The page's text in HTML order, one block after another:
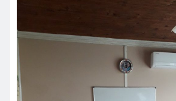
MOŽDA STE PROPUSTILI